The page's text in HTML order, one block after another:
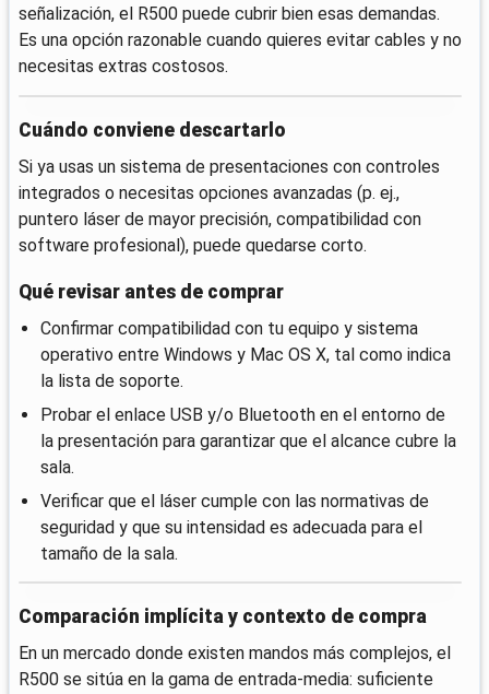
señalización, el R500 puede cubrir bien esas demandas.
Es una opción razonable cuando quieres evitar cables y no
necesitas extras costosos.
Cuándo conviene descartarlo
Si ya usas un sistema de presentaciones con controles
integrados o necesitas opciones avanzadas (p. ej.,
puntero láser de mayor precisión, compatibilidad con
software profesional), puede quedarse corto.
Qué revisar antes de comprar
Confirmar compatibilidad con tu equipo y sistema
operativo entre Windows y Mac OS X, tal como indica
la lista de soporte.
Probar el enlace USB y/o Bluetooth en el entorno de
la presentación para garantizar que el alcance cubre la
sala.
Verificar que el láser cumple con las normativas de
seguridad y que su intensidad es adecuada para el
tamaño de la sala.
Comparación implícita y contexto de compra
En un mercado donde existen mandos más complejos, el
R500 se sitúa en la gama de entrada-media: suficiente